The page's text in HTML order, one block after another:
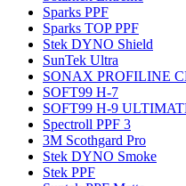
Sparks PPF
Sparks TOP PPF
Stek DYNO Shield
SunTek Ultra
SONAX PROFILINE
SOFT99 H-7
SOFT99 H-9
Spectroll PPF 3
3M Scothgard Pro
Stek DYNO Smoke
Stek PPF